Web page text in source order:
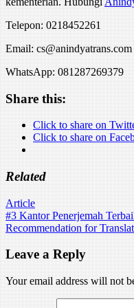
Telepon: 0218452261
Email: cs@anindyatrans.com
WhatsApp: 081287269379
Share this:
Click to share on
Click to share on
Related
Article
Post
navigation
#3 Kantor Penerjemah
Recommendation for
Leave a Reply
Your email address will not